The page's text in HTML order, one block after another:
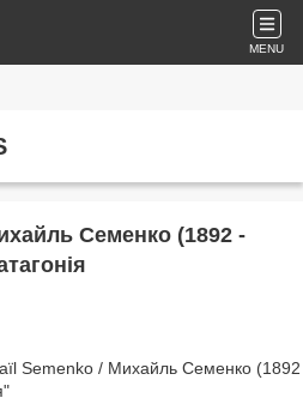
MENU
Семенко (1892 -